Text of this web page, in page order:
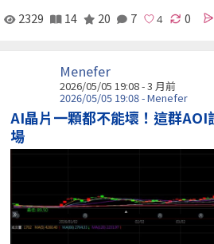
2329
14 20 7 0
Menefer
2026/05/05 19:08 - 3 月前
2026/05/05 19:08 - Menefer
AI晶片一顆都不能壞！這群AOI
場